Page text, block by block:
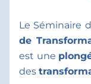
Le Séminaire
de
est une
des